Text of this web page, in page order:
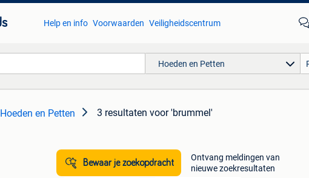
Help en info Voorwaarden Veiligheidscentrum
Hoeden en Petten
Hoeden en Petten 3 resultaten voor 'brummel'
Bewaar je zoekopdracht
Ontvang meldingen van
nieuwe zoekresultaten